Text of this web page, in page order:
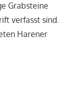
Grabsteine
verfasst sind.
Harener